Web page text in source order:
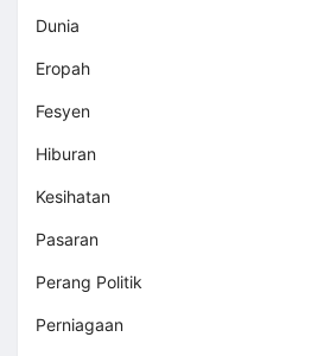
Dunia
Eropah
Fesyen
Hiburan
Kesihatan
Pasaran
Perang Politik
Perniagaan